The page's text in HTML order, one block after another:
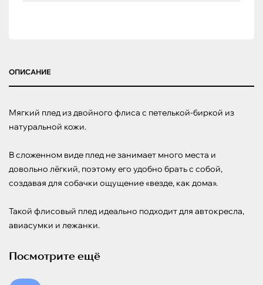
ОПИСАНИЕ
Мягкий плед из двойного флиса с петелькой-биркой из
натуральной кожи.
В сложенном виде плед не занимает много места и
довольно лёгкий, поэтому его удобно брать с собой,
создавая для собачки ощущение «везде, как дома».
Такой флисовый плед идеально подходит для автокресла,
авиасумки и лежанки.
Посмотрите ещё